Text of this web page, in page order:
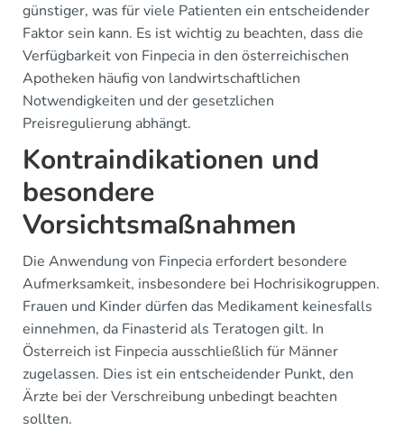
günstiger, was für viele Patienten ein entscheidender
Faktor sein kann. Es ist wichtig zu beachten, dass die
Verfügbarkeit von Finpecia in den österreichischen
Apotheken häufig von landwirtschaftlichen
Notwendigkeiten und der gesetzlichen
Preisregulierung abhängt.
Kontraindikationen und
besondere
Vorsichtsmaßnahmen
Die Anwendung von Finpecia erfordert besondere
Aufmerksamkeit, insbesondere bei Hochrisikogruppen.
Frauen und Kinder dürfen das Medikament keinesfalls
einnehmen, da Finasterid als Teratogen gilt. In
Österreich ist Finpecia ausschließlich für Männer
zugelassen. Dies ist ein entscheidender Punkt, den
Ärzte bei der Verschreibung unbedingt beachten
sollten.